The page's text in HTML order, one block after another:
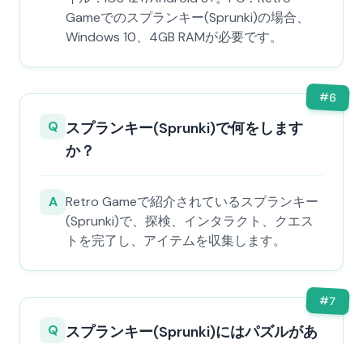
Gameでのスプランキー(Sprunki)の場合、
Windows 10、4GB RAMが必要です。
#6
Q スプランキー(Sprunki)で何をします
か？
A Retro Gameで紹介されているスプランキー
(Sprunki)で、探検、インタラクト、クエス
トを完了し、アイテムを収集します。
#7
Q スプランキー(Sprunki)にはパズルがあ